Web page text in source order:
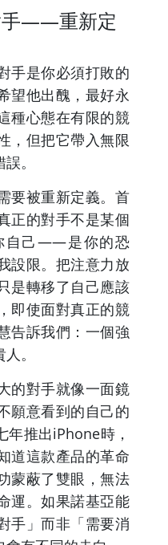
手——重新定
手是你必須打敗的
望他出醜，最好永
種心態在有限的競
，但把它帶入無限
。
要被重新定義。首
正的對手不是某個
自己——是你的恐
設限。把注意力放
是轉移了自己應該
即使面對真正的競
告訴我們：一個強
。
的對手就像一面鏡
願意看到的自己的
年推出iPhone時，
道這款產品的革命
蒙蔽了雙眼，無法
運。如果諾基亞能
手」而非「需要消